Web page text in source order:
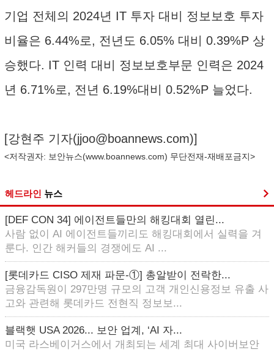
기업 전체의 2024년 IT 투자 대비 정보보호 투자
비율은 6.44%로, 전년도 6.05% 대비 0.39%P 상
승했다. IT 인력 대비 정보보호부문 인력은 2024
년 6.71%로, 전년 6.19%대비 0.52%P 늘었다.
[강현주 기자(jjoo@boannews.com)]
<저작권자: 보안뉴스(www.boannews.com) 무단전재-재배포금지>
헤드라인 뉴스
[DEF CON 34] 에이전트들만의 해킹대회 열린...
사람 없이 AI 에이전트들끼리도 해킹대회에서 실력을 겨
룬다. 인간 해커들의 경쟁에도 AI ...
[롯데카드 CISO 제재 파문-①] 총알받이 전락한...
금융감독원이 297만명 규모의 고객 개인신용정보 유출 사
고와 관련해 롯데카드 전현직 정보보...
블랙햇 USA 2026... 보안 업계, ‘AI 자...
미국 라스베이거스에서 개최되는 세계 최대 사이버보안